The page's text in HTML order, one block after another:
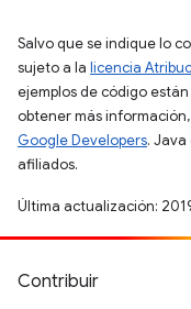
Salvo que se indique lo
sujeto a la licencia
ejemplos de código
obtener más
Google Developers.
afiliados.
Última actualización:
Contribuir